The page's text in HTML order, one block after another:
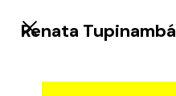
Renata Tupinambá